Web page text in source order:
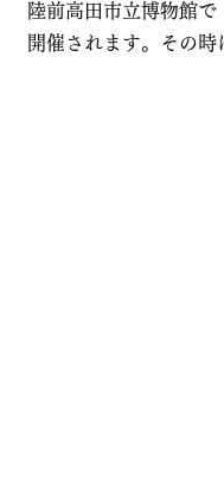
陸前高田市立博物館
開催されます。その